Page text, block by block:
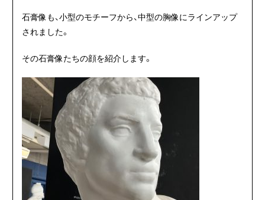
石膏像も、小型のモチーフから、中型の胸像にラインアップ
されました。
その石膏像たちの顔を紹介します。